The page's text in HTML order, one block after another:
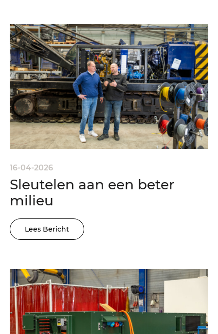
16-04-2026
Sleutelen aan een beter
milieu
Lees Bericht